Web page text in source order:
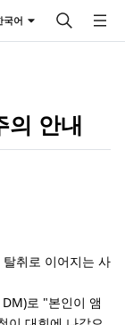
국어
의 안내
취로 이어지는 사
로 "본인이 앰